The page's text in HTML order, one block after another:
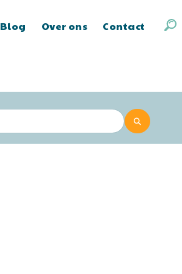
Blog Over ons Contact
Zoeken